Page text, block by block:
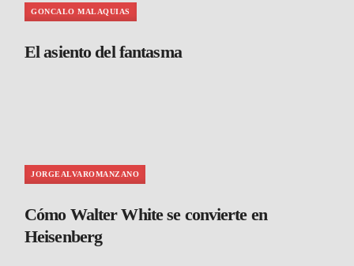
GONCALO MALAQUIAS
El asiento del fantasma
JORGEALVAROMANZANO
Cómo Walter White se convierte en
Heisenberg